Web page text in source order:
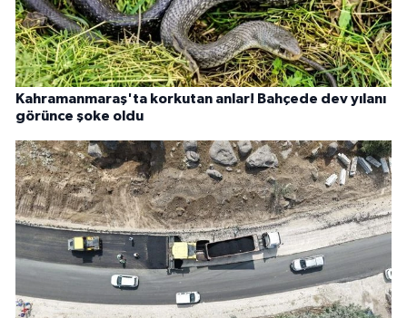
Kahramanmaraş'ta korkutan anlar! Bahçede dev yılanı
görünce şoke oldu